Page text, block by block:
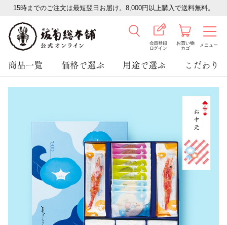
15時までのご注文は最短翌日お届け。8,000円以上購入で送料無料。
会員登録
ログイン
お買い物
カゴ
メニュー
商品一覧 価格で選ぶ 用途で選ぶ こだわり